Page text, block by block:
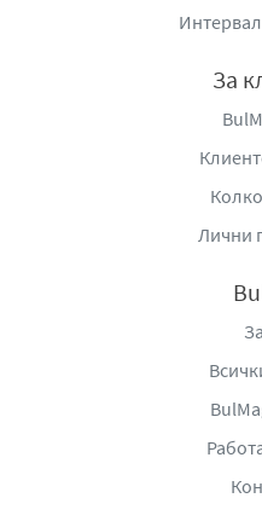
който балансира
приятно свежо усещане
леки и плодови
класически десертни
Текстурата на
осигурявайки приятно
такива барове
добавки, които
Практичната опаковка
училище или след спорт.
За
Лични